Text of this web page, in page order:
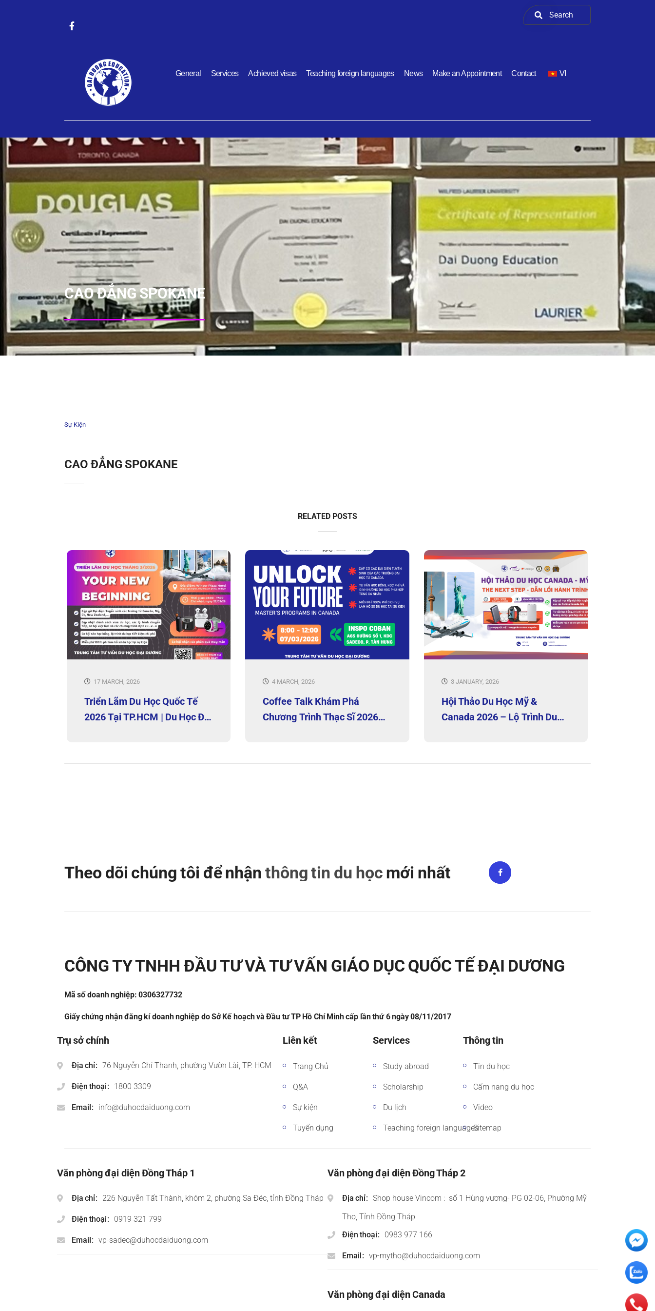
General Services Achieved visas Teaching foreign languages News Make an Appointment Contact VI
CAO ĐẲNG SPOKANE
Sự Kiện
CAO ĐẲNG SPOKANE
RELATED POSTS
17 MARCH, 2026
Triển Lãm Du Học Quốc Tế
2026 Tại TP.HCM | Du Học Đại
4 MARCH, 2026
Coffee Talk Khám Phá
Chương Trình Thạc Sĩ 2026
3 JANUARY, 2026
Hội Thảo Du Học Mỹ &
Canada 2026 – Lộ Trình Du
Theo dõi chúng tôi để nhận thông tin du học mới nhất
CÔNG TY TNHH ĐẦU TƯ VÀ TƯ VẤN GIÁO DỤC QUỐC TẾ ĐẠI DƯƠNG
Mã số doanh nghiệp: 0306327732
Giấy chứng nhận đăng kí doanh nghiệp do Sở Kế hoạch và Đầu tư TP Hồ Chí Minh cấp lần thứ 6 ngày 08/11/2017
Trụ sở chính
Địa chỉ 76 Nguyễn Chí Thanh, phường Vườn Lài, TP. HCM
Điện thoại 1800 3309
Email info@duhocdaiduong.com
Liên kết
Trang Chủ
Q&A
Sự kiện
Tuyển dụng
Services
Study abroad
Scholarship
Du lịch
Teaching foreign languages
Thông tin
Tin du học
Cẩm nang du học
Video
Sitemap
Văn phòng đại diện Đồng Tháp 1
Địa chỉ 226 Nguyễn Tất Thành, khóm 2, phường Sa Đéc, tỉnh Đồng Tháp
Điện thoại 0919 321 799
Email vp-sadec@duhocdaiduong.com
Văn phòng đại diện Đồng Tháp 2
Địa chỉ
Shop house Vincom : số 1 Hùng vương- PG 02-06, Phường Mỹ
Tho, Tỉnh Đồng Tháp
Điện thoại
0983 977 166
Email vp-mytho@duhocdaiduong.com
Văn phòng đại diện Canada